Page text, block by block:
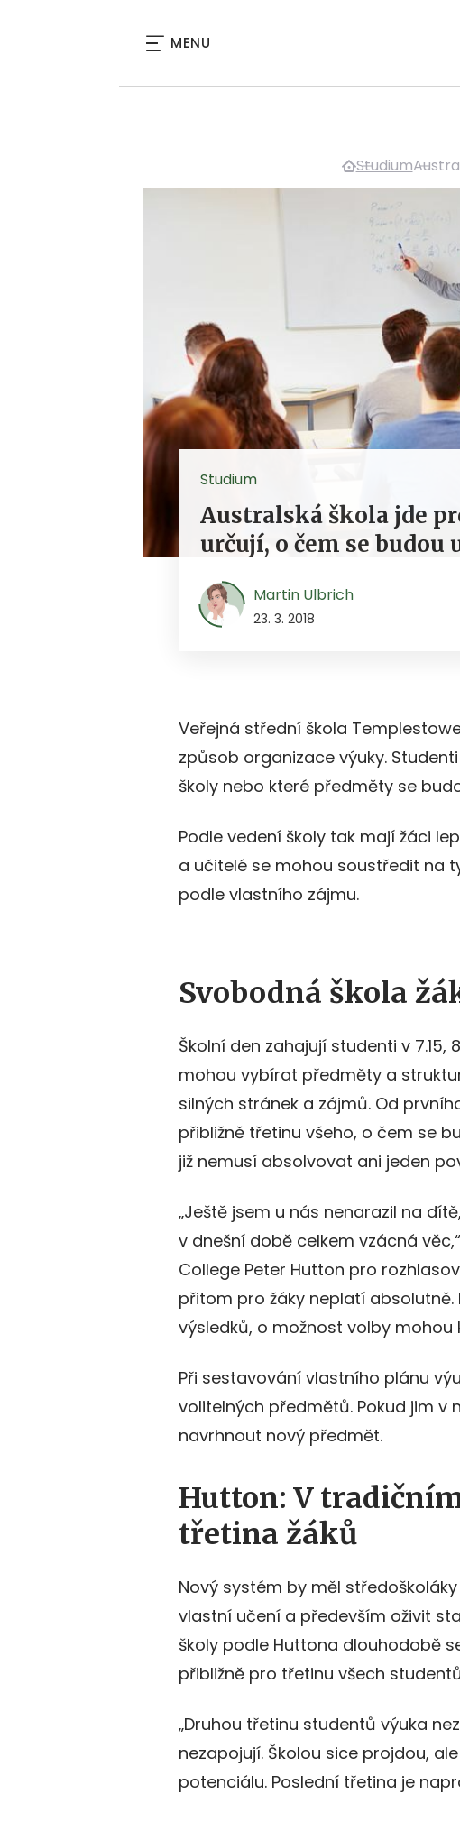
MENU
Studium
Studium
Australská škola jde
určují, o čem se budou
Martin Ulbrich
23. 3. 2018
Veřejná střední škola
způsob organizace výuky.
školy nebo které předměty se
Podle vedení školy tak mají žáci
a učitelé se mohou soustředit na
podle vlastního zájmu.
Svobodná škola
Školní den zahajují studenti v 7.15,
mohou vybírat předměty a
silných stránek a zájmů. Od
přibližně třetinu všeho, o čem se
již nemusí absolvovat ani jeden
„Ještě jsem u nás nenarazil na
v dnešní době celkem vzácná
College Peter Hutton pro
přitom pro žáky neplatí
výsledků, o možnost volby mohou
Při sestavování vlastního plánu
volitelných předmětů. Pokud jim v
navrhnout nový předmět.
Hutton: V
třetina žáků
Nový systém by měl
vlastní učení a především oživit
školy podle Huttona dlouhodobě
přibližně pro třetinu všech
„Druhou třetinu studentů výuka
nezapojují. Školou sice projdou,
potenciálu. Poslední třetina je